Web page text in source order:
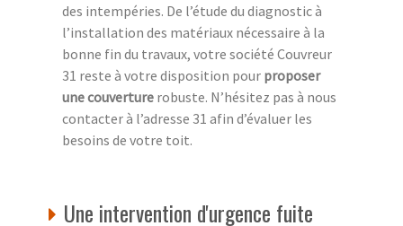
des intempéries. De l’étude du diagnostic à
l’installation des matériaux nécessaire à la
bonne fin du travaux, votre société Couvreur
31 reste à votre disposition pour proposer
une couverture robuste. N’hésitez pas à nous
contacter à l’adresse 31 afin d’évaluer les
besoins de votre toit.
Une intervention d'urgence fuite